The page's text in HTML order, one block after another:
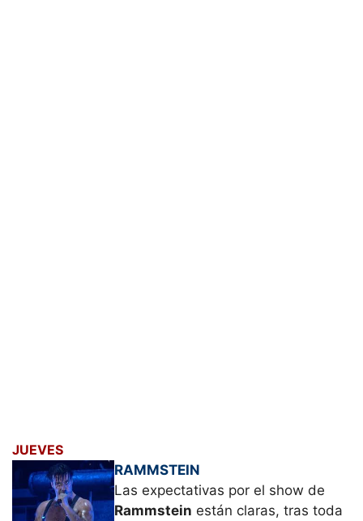
JUEVES
RAMMSTEIN
Las expectativas por el show de
Rammstein están claras, tras toda